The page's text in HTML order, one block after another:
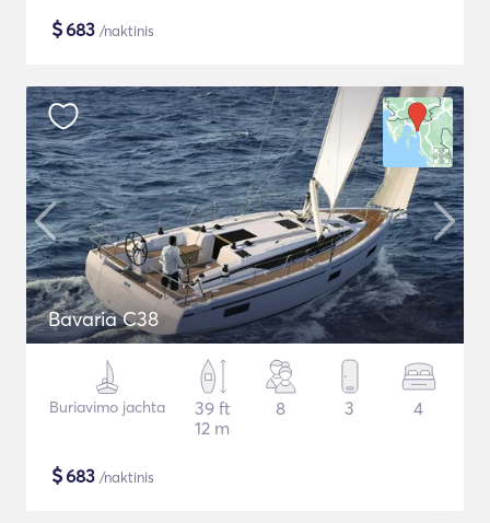
$683 /naktinis
Bavaria C38
Buriavimo jachta
39 ft
12 m
8 3 4
$683 /naktinis